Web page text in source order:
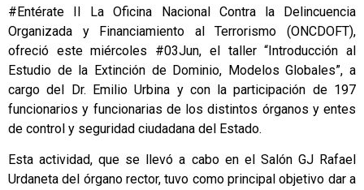
#Entérate II La Oficina Nacional Contra la Delincuencia
Organizada y Financiamiento al Terrorismo (ONCDOFT),
ofreció este miércoles #03Jun, el taller “Introducción al
Estudio de la Extinción de Dominio, Modelos Globales”, a
cargo del Dr. Emilio Urbina y con la participación de 197
funcionarios y funcionarias de los distintos órganos y entes
de control y seguridad ciudadana del Estado.
Esta actividad, que se llevó a cabo en el Salón GJ Rafael
Urdaneta del órgano rector, tuvo como principal objetivo dar a